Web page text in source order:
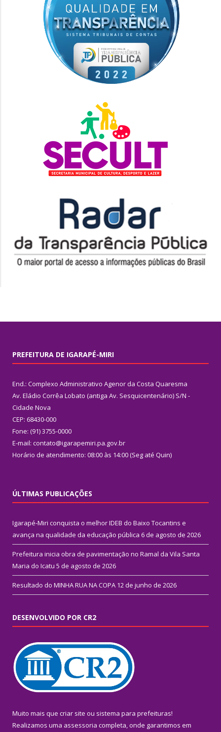
PREFEITURA DE IGARAPÉ-MIRI
End.: Complexo Administrativo Agenor da Costa Quaresma
Av. Eládio Corrêa Lobato (antiga Av. Sesquicentenário) S/N -
Cidade Nova
CEP: 68430-000
Fone: (91) 3755-0000
E-mail: contato@igarapemiri.pa.gov.br
Horário de atendimento: 08:00 às 14:00 (Seg até Quin)
ÚLTIMAS PUBLICAÇÕES
Igarapé-Miri conquista o melhor IDEB do Baixo Tocantins e
avança na qualidade da educação pública 6 de agosto de 2026
Prefeitura inicia obra de pavimentação no Ramal da Vila Santa
Maria do Icatu 5 de agosto de 2026
Resultado do MINHA RUA NA COPA 12 de junho de 2026
DESENVOLVIDO POR CR2
Muito mais que criar site ou sistema para prefeituras!
Realizamos uma assessoria completa, onde garantimos em